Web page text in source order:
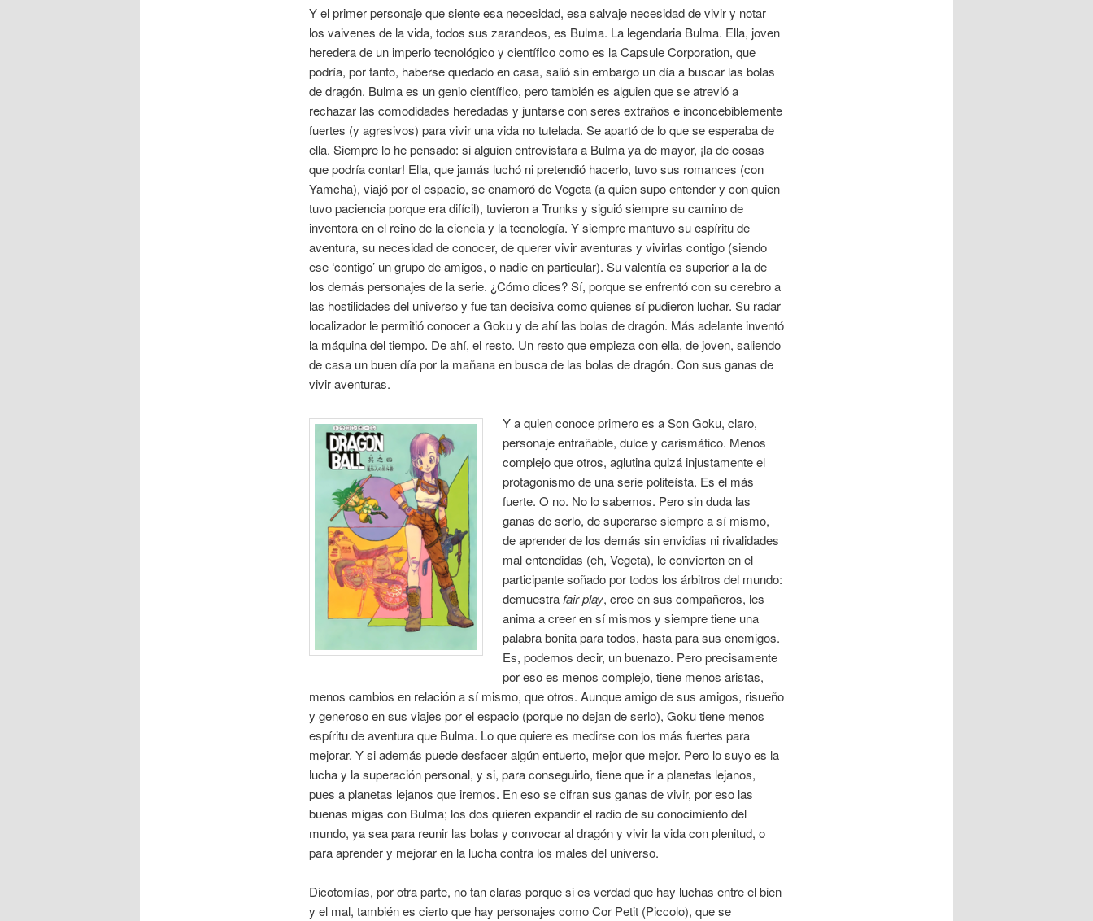
Y el primer personaje que siente esa necesidad, esa salvaje necesidad de vivir y notar
los vaivenes de la vida, todos sus zarandeos, es Bulma. La legendaria Bulma. Ella, joven
heredera de un imperio tecnológico y científico como es la Capsule Corporation, que
podría, por tanto, haberse quedado en casa, salió sin embargo un día a buscar las bolas
de dragón. Bulma es un genio científico, pero también es alguien que se atrevió a
rechazar las comodidades heredadas y juntarse con seres extraños e inconcebiblemente
fuertes (y agresivos) para vivir una vida no tutelada. Se apartó de lo que se esperaba de
ella. Siempre lo he pensado: si alguien entrevistara a Bulma ya de mayor, ¡la de cosas
que podría contar! Ella, que jamás luchó ni pretendió hacerlo, tuvo sus romances (con
Yamcha), viajó por el espacio, se enamoró de Vegeta (a quien supo entender y con quien
tuvo paciencia porque era difícil), tuvieron a Trunks y siguió siempre su camino de
inventora en el reino de la ciencia y la tecnología. Y siempre mantuvo su espíritu de
aventura, su necesidad de conocer, de querer vivir aventuras y vivirlas contigo (siendo
ese ‘contigo’ un grupo de amigos, o nadie en particular). Su valentía es superior a la de
los demás personajes de la serie. ¿Cómo dices? Sí, porque se enfrentó con su cerebro a
las hostilidades del universo y fue tan decisiva como quienes sí pudieron luchar. Su radar
localizador le permitió conocer a Goku y de ahí las bolas de dragón. Más adelante inventó
la máquina del tiempo. De ahí, el resto. Un resto que empieza con ella, de joven, saliendo
de casa un buen día por la mañana en busca de las bolas de dragón. Con sus ganas de
vivir aventuras.
Y a quien conoce primero es a Son Goku, claro,
personaje entrañable, dulce y carismático. Menos
complejo que otros, aglutina quizá injustamente el
protagonismo de una serie politeísta. Es el más
fuerte. O no. No lo sabemos. Pero sin duda las
ganas de serlo, de superarse siempre a sí mismo,
de aprender de los demás sin envidias ni rivalidades
mal entendidas (eh, Vegeta), le convierten en el
participante soñado por todos los árbitros del mundo:
demuestra fair play, cree en sus compañeros, les
anima a creer en sí mismos y siempre tiene una
palabra bonita para todos, hasta para sus enemigos.
Es, podemos decir, un buenazo. Pero precisamente
por eso es menos complejo, tiene menos aristas,
menos cambios en relación a sí mismo, que otros. Aunque amigo de sus amigos, risueño
y generoso en sus viajes por el espacio (porque no dejan de serlo), Goku tiene menos
espíritu de aventura que Bulma. Lo que quiere es medirse con los más fuertes para
mejorar. Y si además puede desfacer algún entuerto, mejor que mejor. Pero lo suyo es la
lucha y la superación personal, y si, para conseguirlo, tiene que ir a planetas lejanos,
pues a planetas lejanos que iremos. En eso se cifran sus ganas de vivir, por eso las
buenas migas con Bulma; los dos quieren expandir el radio de su conocimiento del
mundo, ya sea para reunir las bolas y convocar al dragón y vivir la vida con plenitud, o
para aprender y mejorar en la lucha contra los males del universo.
Dicotomías, por otra parte, no tan claras porque si es verdad que hay luchas entre el bien
y el mal, también es cierto que hay personajes como Cor Petit (Piccolo), que se